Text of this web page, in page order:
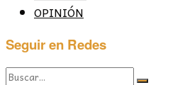
OPINIÓN
Seguir en Redes